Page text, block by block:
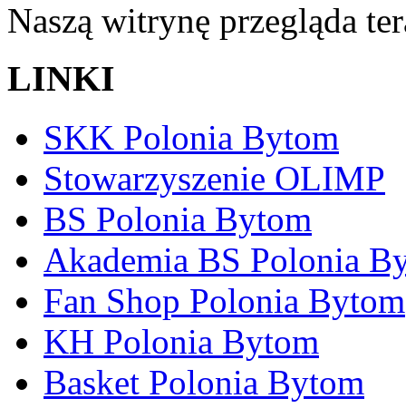
Naszą witrynę przegląda
LINKI
SKK Polonia Bytom
Stowarzyszenie OLIMP
BS Polonia Bytom
Akademia BS Polonia
Fan Shop Polonia Bytom
KH Polonia Bytom
Basket Polonia Bytom